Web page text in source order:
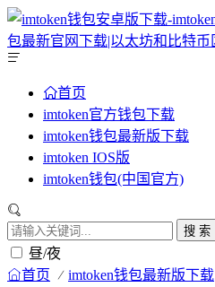
首页
imtoken官方钱包下载
imtoken钱包最新版下载
imtoken IOS版
imtoken钱包(中国官方)
搜 索
昼/夜
首页 imtoken钱包最新版下载